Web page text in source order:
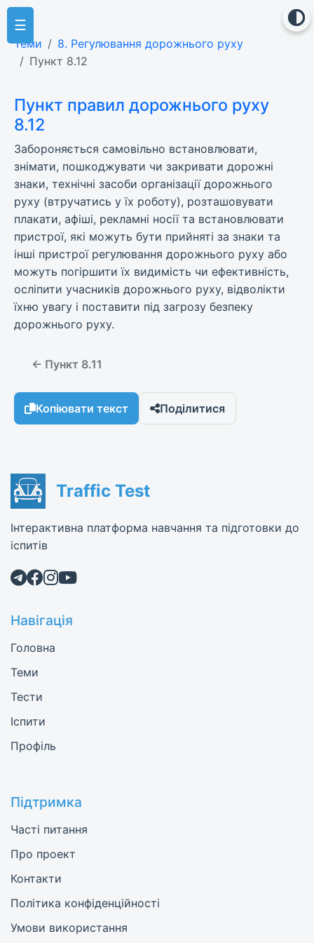
☰
Теми
8. Регулювання дорожнього руху
Пункт 8.12
Пункт правил дорожнього руху
8.12
Забороняється самовільно встановлювати,
знімати, пошкоджувати чи закривати дорожні
знаки, технічні засоби організації дорожнього
руху (втручатись у їх роботу), розташовувати
плакати, афіші, рекламні носії та встановлювати
пристрої, які можуть бути прийняті за знаки та
інші пристрої регулювання дорожнього руху або
можуть погіршити їх видимість чи ефективність,
осліпити учасників дорожнього руху, відволікти
їхню увагу і поставити під загрозу безпеку
дорожнього руху.
← Пункт 8.11
Копіювати текст Поділитися
Traffic Test
Інтерактивна платформа навчання та підготовки до
іспитів
Навігація
Головна
Теми
Тести
Іспити
Профіль
Підтримка
Часті питання
Про проект
Контакти
Політика конфіденційності
Умови використання